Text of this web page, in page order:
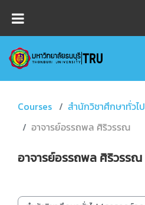
Courses
สำนักวิชาศึกษาทั่วไป
อาจารย์อรรถพล ศิริวรรณ
อาจารย์อรรถพล ศิริวรรณ